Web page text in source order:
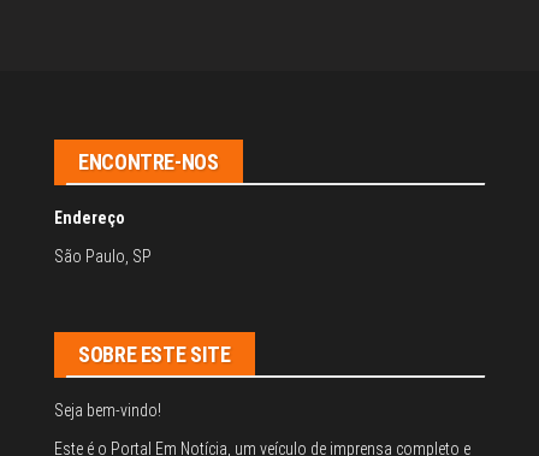
ENCONTRE-NOS
Endereço
São Paulo, SP
SOBRE ESTE SITE
Seja bem-vindo!
Este é o Portal Em Notícia, um veículo de imprensa completo e